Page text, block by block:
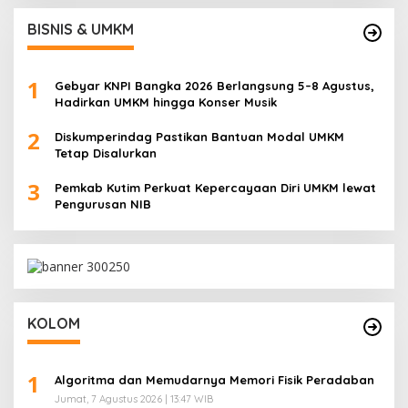
BISNIS & UMKM
1
Gebyar KNPI Bangka 2026 Berlangsung 5–8 Agustus,
Hadirkan UMKM hingga Konser Musik
2
Diskumperindag Pastikan Bantuan Modal UMKM
Tetap Disalurkan
3
Pemkab Kutim Perkuat Kepercayaan Diri UMKM lewat
Pengurusan NIB
KOLOM
1 Algoritma dan Memudarnya Memori Fisik Peradaban
Jumat, 7 Agustus 2026 | 13:47 WIB